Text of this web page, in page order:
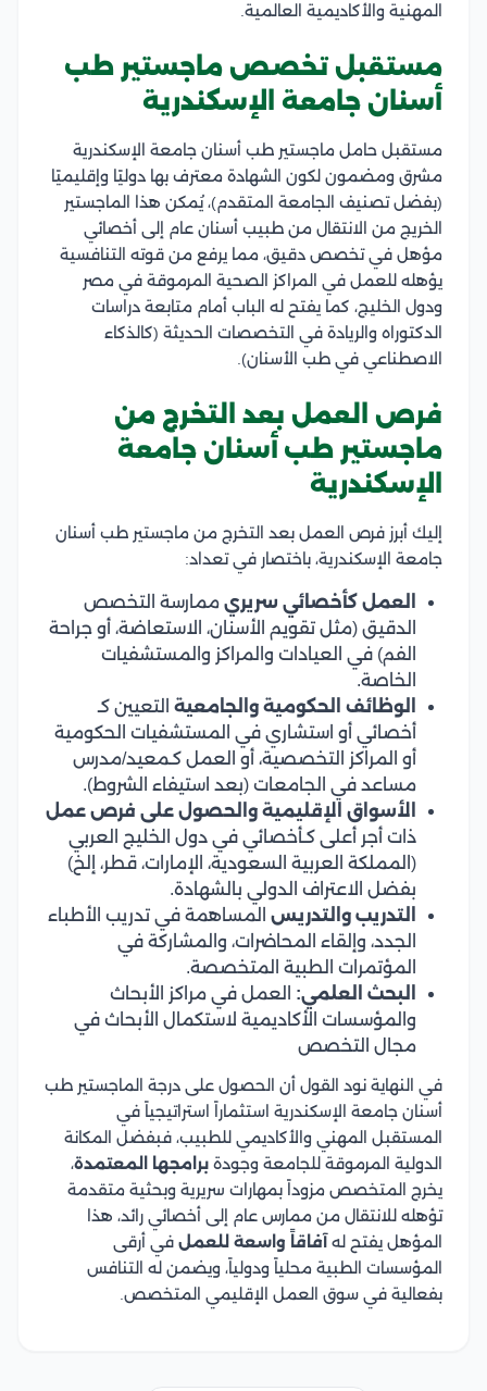
المهنية والأكاديمية العالمية.
مستقبل تخصص ماجستير طب
أسنان جامعة الإسكندرية
مستقبل حامل ماجستير طب أسنان جامعة الإسكندرية
مشرق ومضمون لكون الشهادة معترف بها دوليًا وإقليميًا
(بفضل تصنيف الجامعة المتقدم)، يُمكن هذا الماجستير
الخريج من الانتقال من طبيب أسنان عام إلى أخصائي
مؤهل في تخصص دقيق، مما يرفع من قوته التنافسية
يؤهله للعمل في المراكز الصحية المرموقة في مصر
ودول الخليج، كما يفتح له الباب أمام متابعة دراسات
الدكتوراه والريادة في التخصصات الحديثة (كالذكاء
الاصطناعي في طب الأسنان).
فرص العمل بعد التخرج من
ماجستير طب أسنان جامعة
الإسكندرية
إليك أبرز فرص العمل بعد التخرج من ماجستير طب أسنان
جامعة الإسكندرية، باختصار في تعداد:
العمل كأخصائي سريري ممارسة التخصص
الدقيق (مثل تقويم الأسنان، الاستعاضة، أو جراحة
الفم) في العيادات والمراكز والمستشفيات
الخاصة.
الوظائف الحكومية والجامعية التعيين كـ
أخصائي أو استشاري في المستشفيات الحكومية
أو المراكز التخصصية، أو العمل كـمعيد/مدرس
مساعد في الجامعات (بعد استيفاء الشروط).
الأسواق الإقليمية والحصول على فرص عمل
ذات أجر أعلى كـأخصائي في دول الخليج العربي
(المملكة العربية السعودية، الإمارات، قطر، إلخ)
بفضل الاعتراف الدولي بالشهادة.
التدريب والتدريس المساهمة في تدريب الأطباء
الجدد، وإلقاء المحاضرات، والمشاركة في
المؤتمرات الطبية المتخصصة.
البحث العلمي: العمل في مراكز الأبحاث
والمؤسسات الأكاديمية لاستكمال الأبحاث في
مجال التخصص
في النهاية نود القول أن الحصول على درجة الماجستير طب
أسنان جامعة الإسكندرية استثماراً استراتيجياً في
المستقبل المهني والأكاديمي للطبيب، فبفضل المكانة
الدولية المرموقة للجامعة وجودة برامجها المعتمدة،
يخرج المتخصص مزوداً بمهارات سريرية وبحثية متقدمة
تؤهله للانتقال من ممارس عام إلى أخصائي رائد، هذا
المؤهل يفتح له آفاقاً واسعة للعمل في أرقى
المؤسسات الطبية محلياً ودولياً، ويضمن له التنافس
بفعالية في سوق العمل الإقليمي المتخصص.